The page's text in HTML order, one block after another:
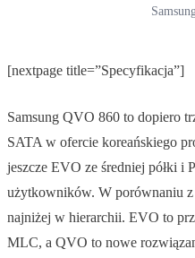
[nextpage title=”Specyfikacja”]
Samsung QVO 860 to dopiero
SATA w ofercie koreańskiego
jeszcze EVO ze średniej półki i
użytkowników. W porównaniu
najniżej w hierarchii. EVO to
MLC, a QVO to nowe